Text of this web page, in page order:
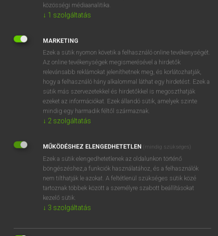
OOOOPS!
SZOTAR.NET APPLIKÁCIÓ
MICROSOFT OFFICE BŐVÍTMÉNY
BEÉPÜLŐ SZÓTÁRMODUL
ONLINE NYELVVIZSGA
EGYÉNI FELHASZNÁLÓKNAK
TANULÓKNAK
OKTATÁSI INTÉZMÉNYEKNEK
VÁLLALATI MEGOLDÁSOK
RÓLUNK
közösségi médiaanalitika.
↓ 1 szolgáltatás
MARKETING
Ezek a sütik nyomon követik a felhasználó online tevékenységét.
Az online tevékenységek megismerésével a hirdetők
relevánsabb reklámokat jeleníthetnek meg, és korlátozhatják,
hogy a felhasználó hány alkalommal láthat egy hirdetést. Ezek a
sütik más szervezetekkel és hirdetőkkel is megoszthatják
ezeket az információkat. Ezek állandó sütik, amelyek szinte
mindig egy harmadik féltől származnak.
↓ 2 szolgáltatás
MŰKÖDÉSHEZ ELENGEDHETETLEN (mindig szükséges)
Ezek a sütik elengedhetetlenek az oldalunkon történő
böngészéshez,a funkciók használatához, és a felhasználók
nem tilthatják le azokat. A feltétlenül szükséges sütik közé
tartoznak többek között a személyre szabott beállításokat
kezelő sütik.
↓ 3 szolgáltatás